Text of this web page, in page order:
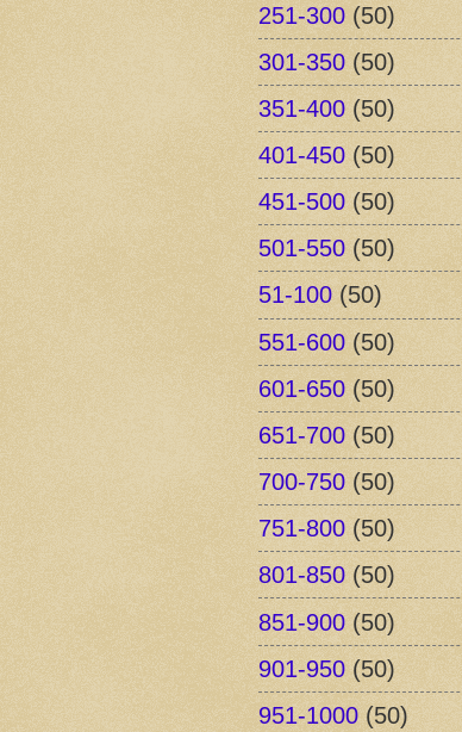
251-300 (50)
301-350 (50)
351-400 (50)
401-450 (50)
451-500 (50)
501-550 (50)
51-100 (50)
551-600 (50)
601-650 (50)
651-700 (50)
700-750 (50)
751-800 (50)
801-850 (50)
851-900 (50)
901-950 (50)
951-1000 (50)